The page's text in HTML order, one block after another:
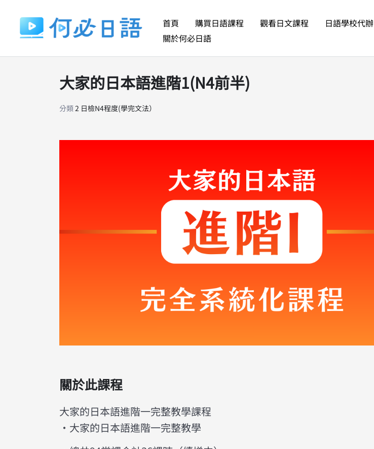
要
首頁 購買日語課程 觀看日文課程 日語學校代辦
關於何必日語
大家的日本語進階1(N4前半)
分類2 日檢N4程度(學完文法）
關於此課程
大家的日本語進階一完整教學課程
・大家的日本語進階一完整教學